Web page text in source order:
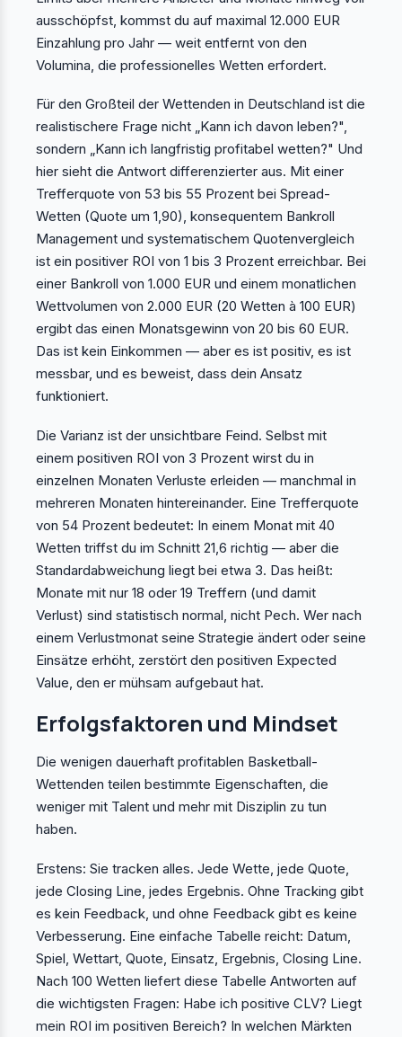
ausschöpfst, kommst du auf maximal 12.000 EUR
Einzahlung pro Jahr — weit entfernt von den
Volumina, die professionelles Wetten erfordert.
Für den Großteil der Wettenden in Deutschland ist die
realistischere Frage nicht „Kann ich davon leben?",
sondern „Kann ich langfristig profitabel wetten?" Und
hier sieht die Antwort differenzierter aus. Mit einer
Trefferquote von 53 bis 55 Prozent bei Spread-
Wetten (Quote um 1,90), konsequentem Bankroll
Management und systematischem Quotenvergleich
ist ein positiver ROI von 1 bis 3 Prozent erreichbar. Bei
einer Bankroll von 1.000 EUR und einem monatlichen
Wettvolumen von 2.000 EUR (20 Wetten à 100 EUR)
ergibt das einen Monatsgewinn von 20 bis 60 EUR.
Das ist kein Einkommen — aber es ist positiv, es ist
messbar, und es beweist, dass dein Ansatz
funktioniert.
Die Varianz ist der unsichtbare Feind. Selbst mit
einem positiven ROI von 3 Prozent wirst du in
einzelnen Monaten Verluste erleiden — manchmal in
mehreren Monaten hintereinander. Eine Trefferquote
von 54 Prozent bedeutet: In einem Monat mit 40
Wetten triffst du im Schnitt 21,6 richtig — aber die
Standardabweichung liegt bei etwa 3. Das heißt:
Monate mit nur 18 oder 19 Treffern (und damit
Verlust) sind statistisch normal, nicht Pech. Wer nach
einem Verlustmonat seine Strategie ändert oder seine
Einsätze erhöht, zerstört den positiven Expected
Value, den er mühsam aufgebaut hat.
Erfolgsfaktoren und Mindset
Die wenigen dauerhaft profitablen Basketball-
Wettenden teilen bestimmte Eigenschaften, die
weniger mit Talent und mehr mit Disziplin zu tun
haben.
Erstens: Sie tracken alles. Jede Wette, jede Quote,
jede Closing Line, jedes Ergebnis. Ohne Tracking gibt
es kein Feedback, und ohne Feedback gibt es keine
Verbesserung. Eine einfache Tabelle reicht: Datum,
Spiel, Wettart, Quote, Einsatz, Ergebnis, Closing Line.
Nach 100 Wetten liefert diese Tabelle Antworten auf
die wichtigsten Fragen: Habe ich positive CLV? Liegt
mein ROI im positiven Bereich? In welchen Märkten